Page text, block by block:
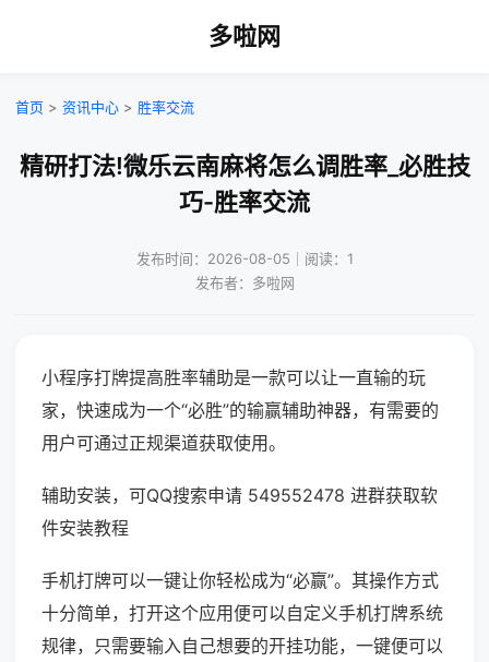
多啦网
首页 > 资讯中心 > 胜率交流
精研打法!微乐云南麻将怎么调胜率_必胜技
巧-胜率交流
发布时间：2026-08-05｜阅读：1
发布者：多啦网
小程序打牌提高胜率辅助是一款可以让一直输的玩
家，快速成为一个“必胜”的输赢辅助神器，有需要的
用户可通过正规渠道获取使用。
辅助安装，可QQ搜索申请 549552478 进群获取软
件安装教程
手机打牌可以一键让你轻松成为“必赢”。其操作方式
十分简单，打开这个应用便可以自定义手机打牌系统
规律，只需要输入自己想要的开挂功能，一键便可以